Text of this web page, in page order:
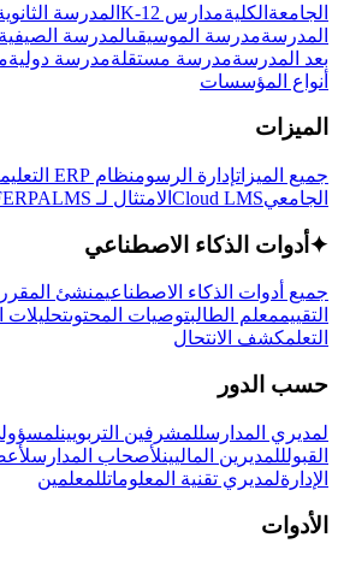
الجامعة الكليةمدارس K-12 المدرسة
المدرسةمدرسة الموسيقىالمدرسة الصيفية
بعد المدرسةمدرسة مستقلةمدرسة دولية
أنواع المؤسسات
الميزات
جميع الميزاتإدارة الرسومنظام ERP التعليمي
الجامعيCloud LMS الامتثال لـ FERPA LMS
✦ أدوات الذكاء الاصطناعي
جميع أدوات الذكاء الاصطناعيمنشئ
التقييممعلم الطالبتوصيات المحتوىتحليلات
التعلمكشف الانتحال
حسب الدور
لمديري المدارسللمشرفين التربويين
القبولللمديرين الماليينلأصحاب المدارس
الإدارةلمديري تقنية المعلوماتللمعلمين
الأدوات